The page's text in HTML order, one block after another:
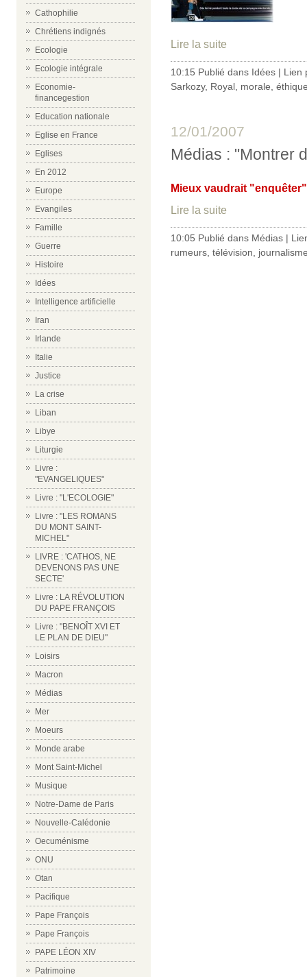
Cathophilie
Chrétiens indignés
Ecologie
Ecologie intégrale
Economie-
financegestion
Education nationale
Eglise en France
Eglises
En 2012
Europe
Evangiles
Famille
Guerre
Histoire
Idées
Intelligence artificielle
Iran
Irlande
Italie
Justice
La crise
Liban
Libye
Liturgie
Livre :
"EVANGELIQUES"
Livre : "L'ECOLOGIE"
Livre : "LES ROMANS
DU MONT SAINT-
MICHEL"
LIVRE : 'CATHOS, NE
DEVENONS PAS UNE
SECTE'
Livre : LA RÉVOLUTION
DU PAPE FRANÇOIS
Livre : "BENOÎT XVI ET
LE PLAN DE DIEU"
Loisirs
Macron
Médias
Mer
Moeurs
Monde arabe
Mont Saint-Michel
Musique
Notre-Dame de Paris
Nouvelle-Calédonie
Oecuménisme
ONU
Otan
Pacifique
Pape François
Pape François
PAPE LÉON XIV
Patrimoine
Lire la suite
10:15 Publié dans Idées | Lien
Sarkozy, Royal morale
12/01/2007
Médias : "Montrer
Mieux vaudrait
Lire la suite
10:05 Publié dans Médias |
rumeurs télévision